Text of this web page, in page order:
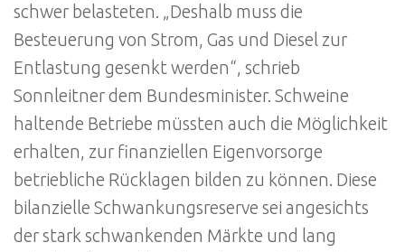
schwer belasteten. „Deshalb muss die
Besteuerung von Strom, Gas und Diesel zur
Entlastung gesenkt werden“, schrieb
Sonnleitner dem Bundesminister. Schweine
haltende Betriebe müssten auch die Möglichkeit
erhalten, zur finanziellen Eigenvorsorge
betriebliche Rücklagen bilden zu können. Diese
bilanzielle Schwankungsreserve sei angesichts
der stark schwankenden Märkte und lang